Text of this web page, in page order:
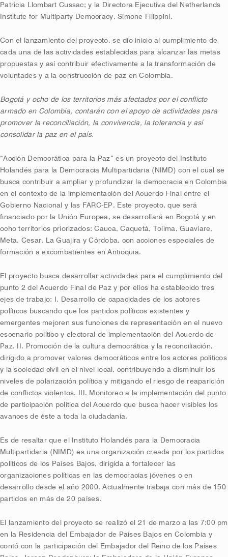
Patricia Llombart Cussac; y la Directora Ejecutiva del Netherlands
Institute for Multiparty Democracy, Simone Filippini.
Con el lanzamiento del proyecto, se dio inicio al cumplimiento de
cada una de las actividades establecidas para alcanzar las metas
propuestas y así contribuir efectivamente a la transformación de
voluntades y a la construcción de paz en Colombia.
Bogotá y ocho de los territorios más afectados por el conflicto
armado en Colombia, contarán con el apoyo de actividades para
promover la reconciliación, la convivencia, la tolerancia y así
consolidar la paz en el país.
“Acción Democrática para la Paz” es un proyecto del Instituto
Holandés para la Democracia Multipartidaria (NIMD) con el cual se
busca contribuir a ampliar y profundizar la democracia en Colombia
en el contexto de la implementación del Acuerdo Final entre el
Gobierno Nacional y las FARC-EP. Este proyecto, que será
financiado por la Unión Europea, se desarrollará en Bogotá y en
ocho territorios priorizados: Cauca, Caquetá, Tolima, Guaviare,
Meta, Cesar, La Guajira y Córdoba, con acciones especiales de
formación a excombatientes en Antioquia.
El proyecto busca desarrollar actividades para el cumplimiento del
punto 2 del Acuerdo Final de Paz y por ellos ha establecido tres
ejes de trabajo: I. Desarrollo de capacidades de los actores
políticos buscando que los partidos políticos existentes y
emergentes mejoren sus funciones de representación en el nuevo
escenario político y electoral de implementación del Acuerdo de
Paz. II. Promoción de la cultura democrática y la reconciliación,
dirigido a promover valores democráticos entre los actores políticos
y la sociedad civil en el nivel local, contribuyendo a disminuir los
niveles de polarización política y mitigando el riesgo de reaparición
de conflictos violentos. III. Monitoreo a la implementación del punto
de participación política del Acuerdo que busca hacer visibles los
avances de éste a toda la ciudadanía.
Es de resaltar que el Instituto Holandés para la Democracia
Multipartidaria (NIMD) es una organización creada por los partidos
políticos de los Países Bajos, dirigida a fortalecer las
organizaciones políticas en las democracias jóvenes o en
desarrollo desde el año 2000. Actualmente trabaja con más de 150
partidos en más de 20 países.
El lanzamiento del proyecto se realizó el 21 de marzo a las 7:00 pm
en la Residencia del Embajador de Países Bajos en Colombia y
contó con la participación del Embajador del Reino de los Países